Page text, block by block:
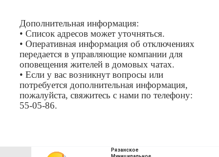
Дополнительная информация:
• Список адресов может уточняться.
• Оперативная информация об отключениях
передается в управляющие компании для
оповещения жителей в домовых чатах.
• Если у вас возникнут вопросы или
потребуется дополнительная информация,
пожалуйста, свяжитесь с нами по телефону:
55-05-86.
Рязанское